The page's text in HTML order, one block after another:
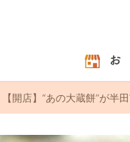
お
【開店】“あの大蔵餅”が